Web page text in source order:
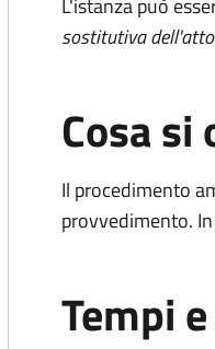
L'istanza può
sostitutiva
Cosa
Il procedimento
provvedimento.
Tempi